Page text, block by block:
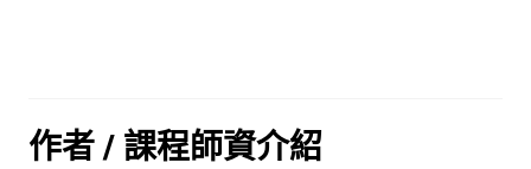
作者 / 課程師資介紹